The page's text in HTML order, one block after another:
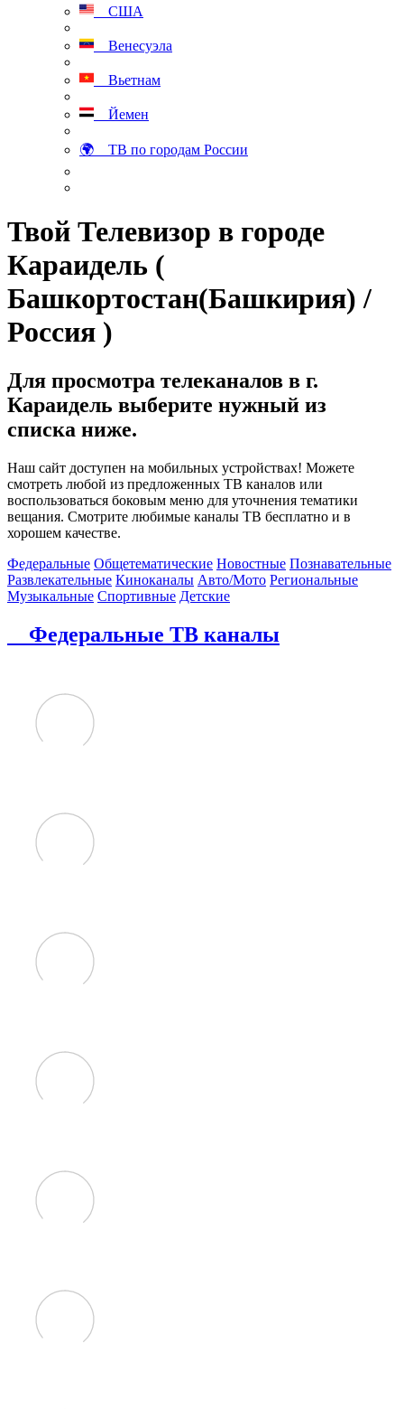
США
Венесуэла
Вьетнам
Йемен
🌍 ТВ по городам России
Твой Телевизор в городе
Караидель (
Башкортостан(Башкирия) /
Россия )
Для просмотра телеканалов в г.
Караидель выберите нужный из
списка ниже.
Наш сайт доступен на мобильных устройствах! Можете
смотреть любой из предложенных ТВ каналов или
воспользоваться боковым меню для уточнения тематики
вещания. Смотрите любимые каналы ТВ бесплатно и в
хорошем качестве.
Федеральные Общетематические Новостные Познавательные
Развлекательные Киноканалы Авто/Мото Региональные
Музыкальные Спортивные Детские
Федеральные ТВ каналы